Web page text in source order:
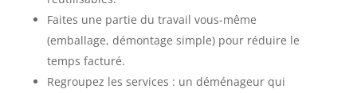
Faites une partie du travail vous-même
(emballage, démontage simple) pour réduire le
temps facturé.
Regroupez les services : un déménageur qui